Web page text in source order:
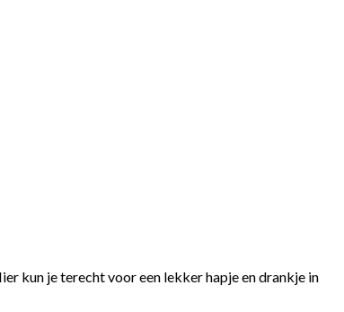
kun je terecht voor een lekker hapje en drankje in